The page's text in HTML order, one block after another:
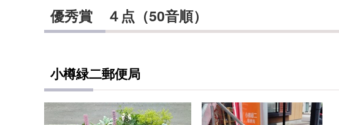
優秀賞 ４点（50音順）
小樽緑二郵便局